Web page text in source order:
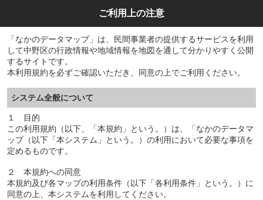
ご利用上の注意
「なかのデータマップ」は、民間事業者の提供するサービスを利用
して中野区の行政情報や地域情報を地図を通して分かりやすく公開
するサイトです。
本利用規約を必ずご確認いただき、同意の上でご利用ください。
システム全般について
１ 目的
この利用規約（以下、「本規約」という。）は、「なかのデータマ
ップ（以下「本システム」という。）の利用において必要な事項を
定めるものです。
２ 本規約への同意
本規約及び各マップの利用条件（以下「各利用条件」という。）に
同意の上、本システムを利用してください。